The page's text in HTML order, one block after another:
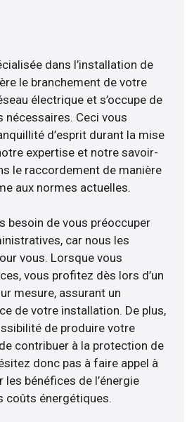
dans l’installation de
le branchement de votre
électrique et s’occupe de
Ceci vous
d’esprit durant la mise
expertise et notre savoir-
le raccordement de manière
aux normes actuelles.
besoin de vous préoccuper
car nous les
vous. Lorsque vous
vous profitez dès lors d’un
mesure, assurant un
de votre installation. De plus,
de produire votre
contribuer à la protection de
donc pas à faire appel à
bénéfices de l’énergie
coûts énergétiques.